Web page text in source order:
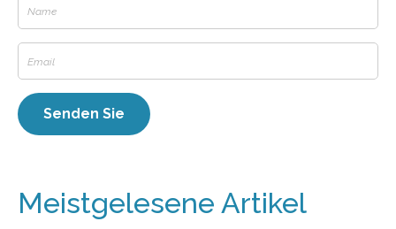
Meistgelesene Artikel